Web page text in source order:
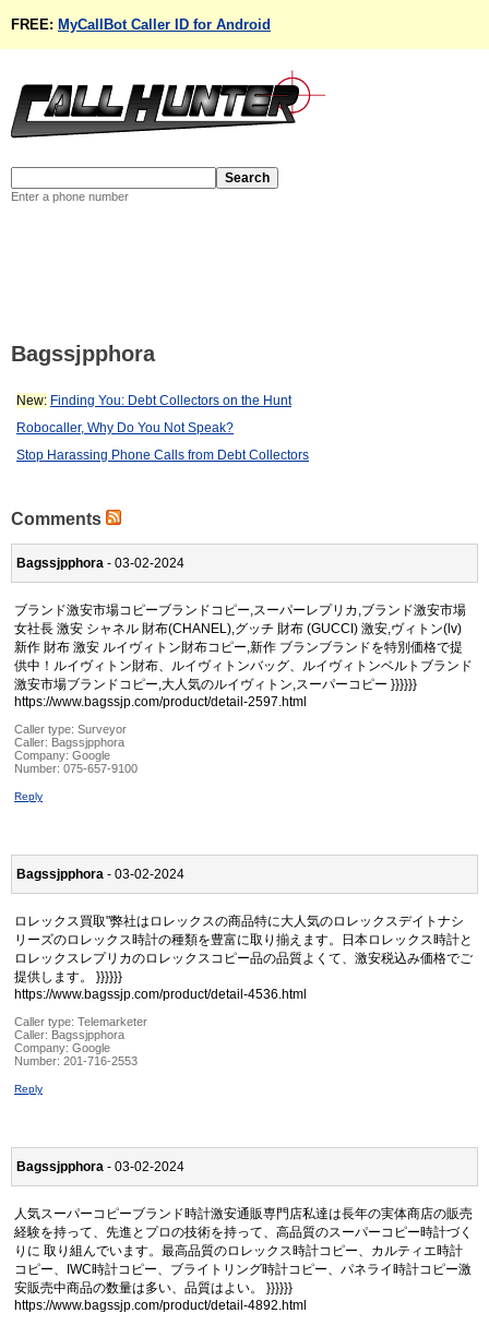
FREE: MyCallBot Caller ID for Android
Enter a phone number
Bagssjpphora
New: Finding You: Debt Collectors on the Hunt
Robocaller, Why Do You Not Speak?
Stop Harassing Phone Calls from Debt Collectors
Comments
Bagssjpphora - 03-02-2024
ブランド激安市場コピーブランドコピー,スーパーレプリカ,ブランド激安市場
女社長 激安 シャネル 財布(CHANEL),グッチ 財布 (GUCCI) 激安,ヴィトン(lv)
新作 財布 激安 ルイヴィトン財布コピー,新作 ブランブランドを特別価格で提
供中！ルイヴィトン財布、ルイヴィトンバッグ、ルイヴィトンベルトブランド
激安市場ブランドコピー,大人気のルイヴィトン,スーパーコピー }}}}}}
https://www.bagssjp.com/product/detail-2597.html
Caller type: Surveyor
Caller: Bagssjpphora
Company: Google
Number: 075-657-9100
Reply
Bagssjpphora - 03-02-2024
ロレックス買取"弊社はロレックスの商品特に大人気のロレックスデイトナシ
リーズのロレックス時計の種類を豊富に取り揃えます。日本ロレックス時計と
ロレックスレプリカのロレックスコピー品の品質よくて、激安税込み価格でご
提供します。 }}}}}}
https://www.bagssjp.com/product/detail-4536.html
Caller type: Telemarketer
Caller: Bagssjpphora
Company: Google
Number: 201-716-2553
Reply
Bagssjpphora - 03-02-2024
人気スーパーコピーブランド時計激安通販専門店私達は長年の実体商店の販売
経験を持って、先進とプロの技術を持って、高品質のスーパーコピー時計づく
りに 取り組んでいます。最高品質のロレックス時計コピー、カルティエ時計
コピー、IWC時計コピー、ブライトリング時計コピー、パネライ時計コピー激
安販売中商品の数量は多い、品質はよい。 }}}}}}
https://www.bagssjp.com/product/detail-4892.html